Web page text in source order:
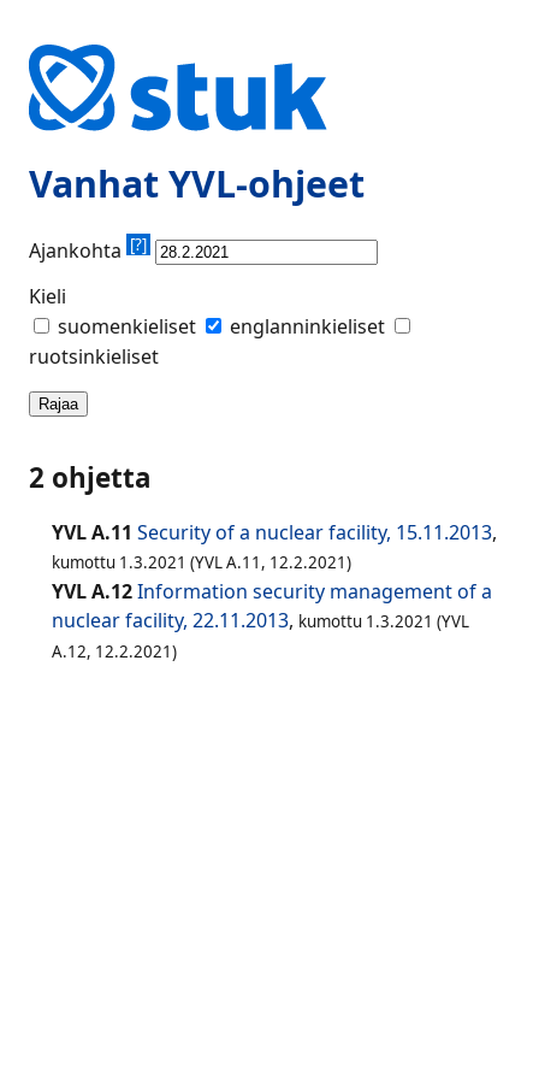
Vanhat YVL-ohjeet
Ajankohta [?]
Kieli
suomenkieliset
englanninkieliset
ruotsinkieliset
Rajaa
2 ohjetta
YVL A.11 Security of a nuclear facility, 15.11.2013,
kumottu 1.3.2021 (YVL A.11, 12.2.2021)
YVL A.12Information security management of a
nuclear facility, 22.11.2013, kumottu 1.3.2021 (YVL
A.12, 12.2.2021)